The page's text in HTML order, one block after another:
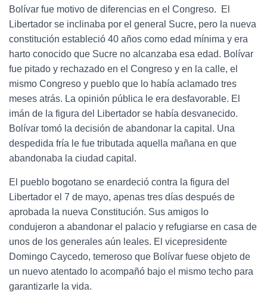
Bolívar fue motivo de diferencias en el Congreso. El
Libertador se inclinaba por el general Sucre, pero la nueva
constitución estableció 40 años como edad mínima y era
harto conocido que Sucre no alcanzaba esa edad. Bolívar
fue pitado y rechazado en el Congreso y en la calle, el
mismo Congreso y pueblo que lo había aclamado tres
meses atrás. La opinión pública le era desfavorable. El
imán de la figura del Libertador se había desvanecido.
Bolívar tomó la decisión de abandonar la capital. Una
despedida fría le fue tributada aquella mañana en que
abandonaba la ciudad capital.
El pueblo bogotano se enardeció contra la figura del
Libertador el 7 de mayo, apenas tres días después de
aprobada la nueva Constitución. Sus amigos lo
condujeron a abandonar el palacio y refugiarse en casa de
unos de los generales aún leales. El vicepresidente
Domingo Caycedo, temeroso que Bolívar fuese objeto de
un nuevo atentado lo acompañó bajo el mismo techo para
garantizarle la vida.